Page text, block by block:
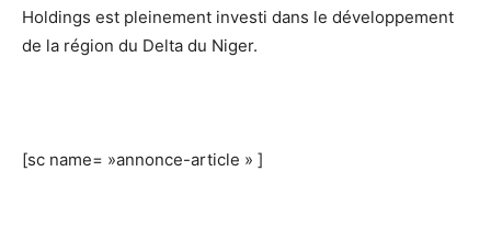
Holdings est pleinement investi dans le développement
de la région du Delta du Niger.
[sc name= »annonce-article » ]